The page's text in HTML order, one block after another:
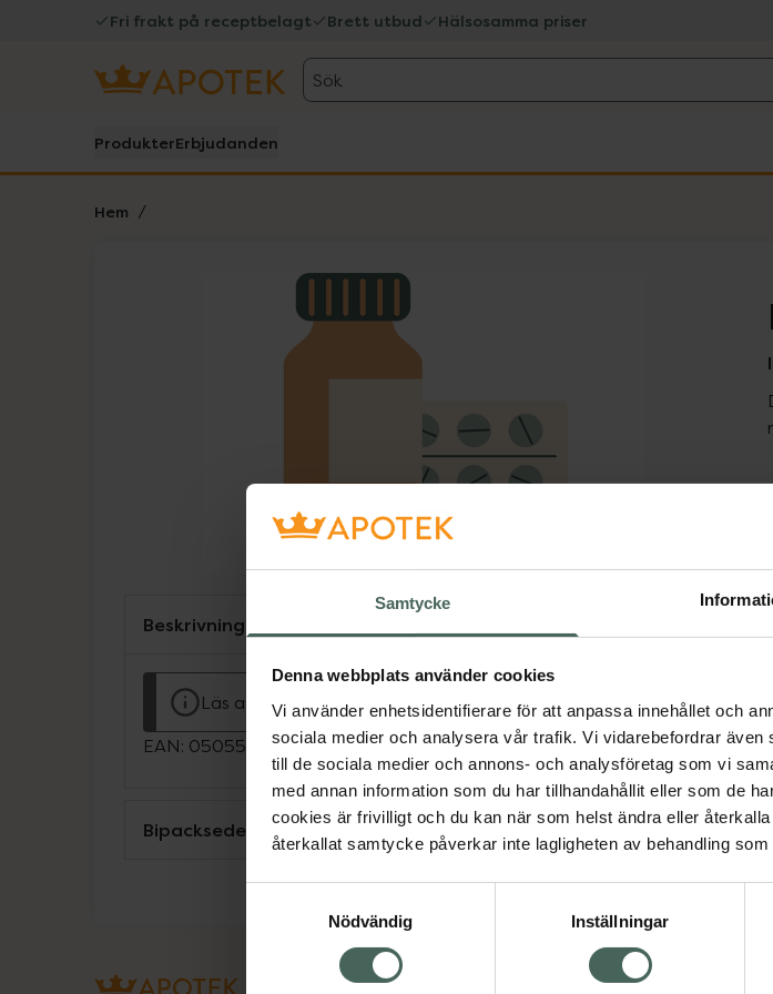
Samtycke
Denna webbplats använder cookies
Vi använder enhetsidentifierare för att anpassa innehållet och
sociala medier och analysera vår trafik. Vi vidarebefordrar
till de sociala medier och annons- och analysföretag som vi
med annan information som du har tillhandahållit eller som de
cookies är frivilligt och du kan när som helst ändra eller
återkallat samtycke påverkar inte lagligheten av behandling
Nödvändig
Inställningar
Fri frakt på receptbelagt Brett utbud Hälsosamma priser
Sök
ProdukterErbjudanden
Hem
Lista: . Innehåller 1 objekt.
Beskrivning
Läs alltid bipacksedeln innan användning.
EAN: 05055565735954
Bipacksedel från FASS Visa